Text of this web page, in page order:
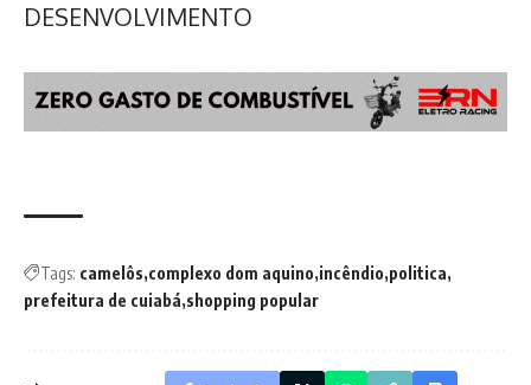
DESENVOLVIMENTO
Tags: camelôs complexo dom aquino incêndio politica
prefeitura de cuiabá shopping popular